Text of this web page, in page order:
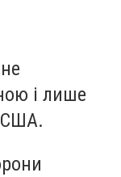
і лише
США.